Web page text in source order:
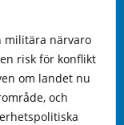
militära närvaro
risk för konflikt
om landet nu
och